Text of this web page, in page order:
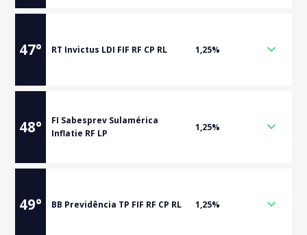
47° RT Invictus LDI FIF RF CP RL 1,25%
48°
FI Sabesprev Sulamérica
Inflatie RF LP
1,25%
49° BB Previdência TP FIF RF CP RL 1,25%